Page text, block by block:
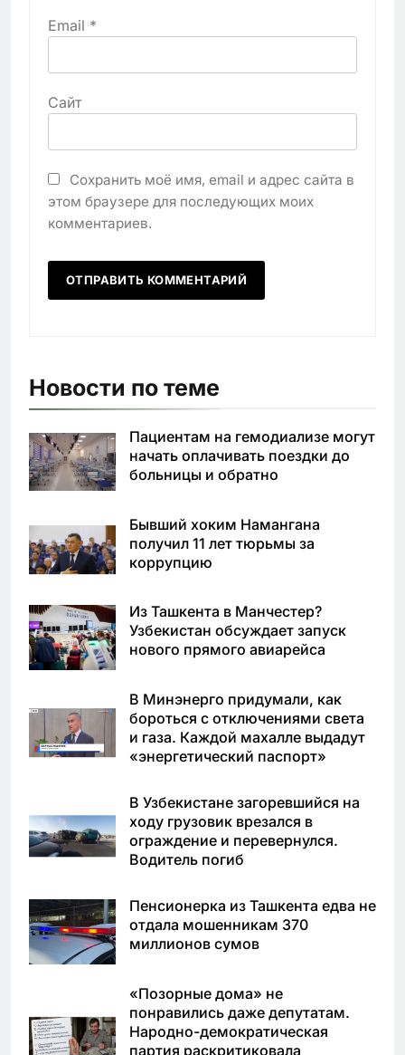
Email *
Сайт
Сохранить моё имя, email и адрес сайта в
этом браузере для последующих моих
комментариев.
Новости по теме
Пациентам на гемодиализе могут
начать оплачивать поездки до
больницы и обратно
Бывший хоким Намангана
получил 11 лет тюрьмы за
коррупцию
Из Ташкента в Манчестер?
Узбекистан обсуждает запуск
нового прямого авиарейса
В Минэнерго придумали, как
бороться с отключениями света
и газа. Каждой махалле выдадут
«энергетический паспорт»
В Узбекистане загоревшийся на
ходу грузовик врезался в
ограждение и перевернулся.
Водитель погиб
Пенсионерка из Ташкента едва не
отдала мошенникам 370
миллионов сумов
«Позорные дома» не
понравились даже депутатам.
Народно-демократическая
партия раскритиковала